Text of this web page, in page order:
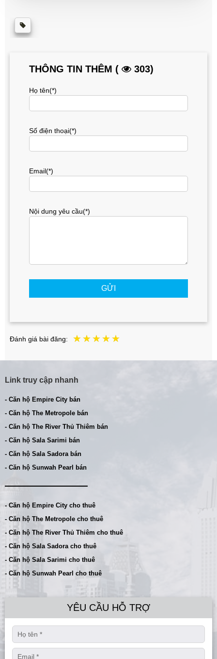
THÔNG TIN THÊM ( 303)
Họ tên(*)
Số điện thoại(*)
Email(*)
Nội dung yêu cầu(*)
GỬI
Đánh giá bài đăng:
Link truy cập nhanh
- Căn hộ Empire City bán
- Căn hộ The Metropole bán
- Căn hộ The River Thủ Thiêm bán
- Căn hộ Sala Sarimi bán
- Căn hộ Sala Sadora bán
- Căn hộ Sunwah Pearl bán
- Căn hộ Empire City cho thuê
- Căn hộ The Metropole cho thuê
- Căn hộ The River Thủ Thiêm cho thuê
- Căn hộ Sala Sadora cho thuê
- Căn hộ Sala Sarimi cho thuê
- Căn hộ Sunwah Pearl cho thuê
YÊU CẦU HỖ TRỢ